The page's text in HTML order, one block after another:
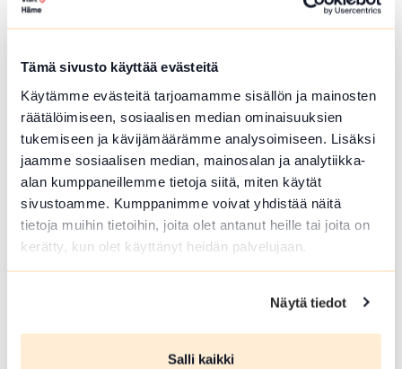
Tämä sivusto käyttää evästeitä
Käytämme evästeitä tarjoamamme sisällön ja mainosten
räätälöimiseen, sosiaalisen median ominaisuuksien
tukemiseen ja kävijämäärämme analysoimiseen. Lisäksi
jaamme sosiaalisen median, mainosalan ja analytiikka-
alan kumppaneillemme tietoja siitä, miten käytät
sivustoamme. Kumppanimme voivat yhdistää näitä
tietoja muihin tietoihin, joita olet antanut heille tai joita on
kerätty, kun olet käyttänyt heidän palvelujaan.
Näytä tiedot
Salli kaikki
Härkätien museon uudistettu näyttely on
Lue lisää tapahtumasta Härkätien museon